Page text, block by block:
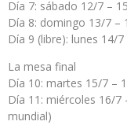
Día 7: sábado 12/7 –
Día 8: domingo 13/7 –
Día 9 (libre): lunes 14/
La mesa final
Día 10: martes 15/7 –
Día 11: miércoles 16/
mundial)